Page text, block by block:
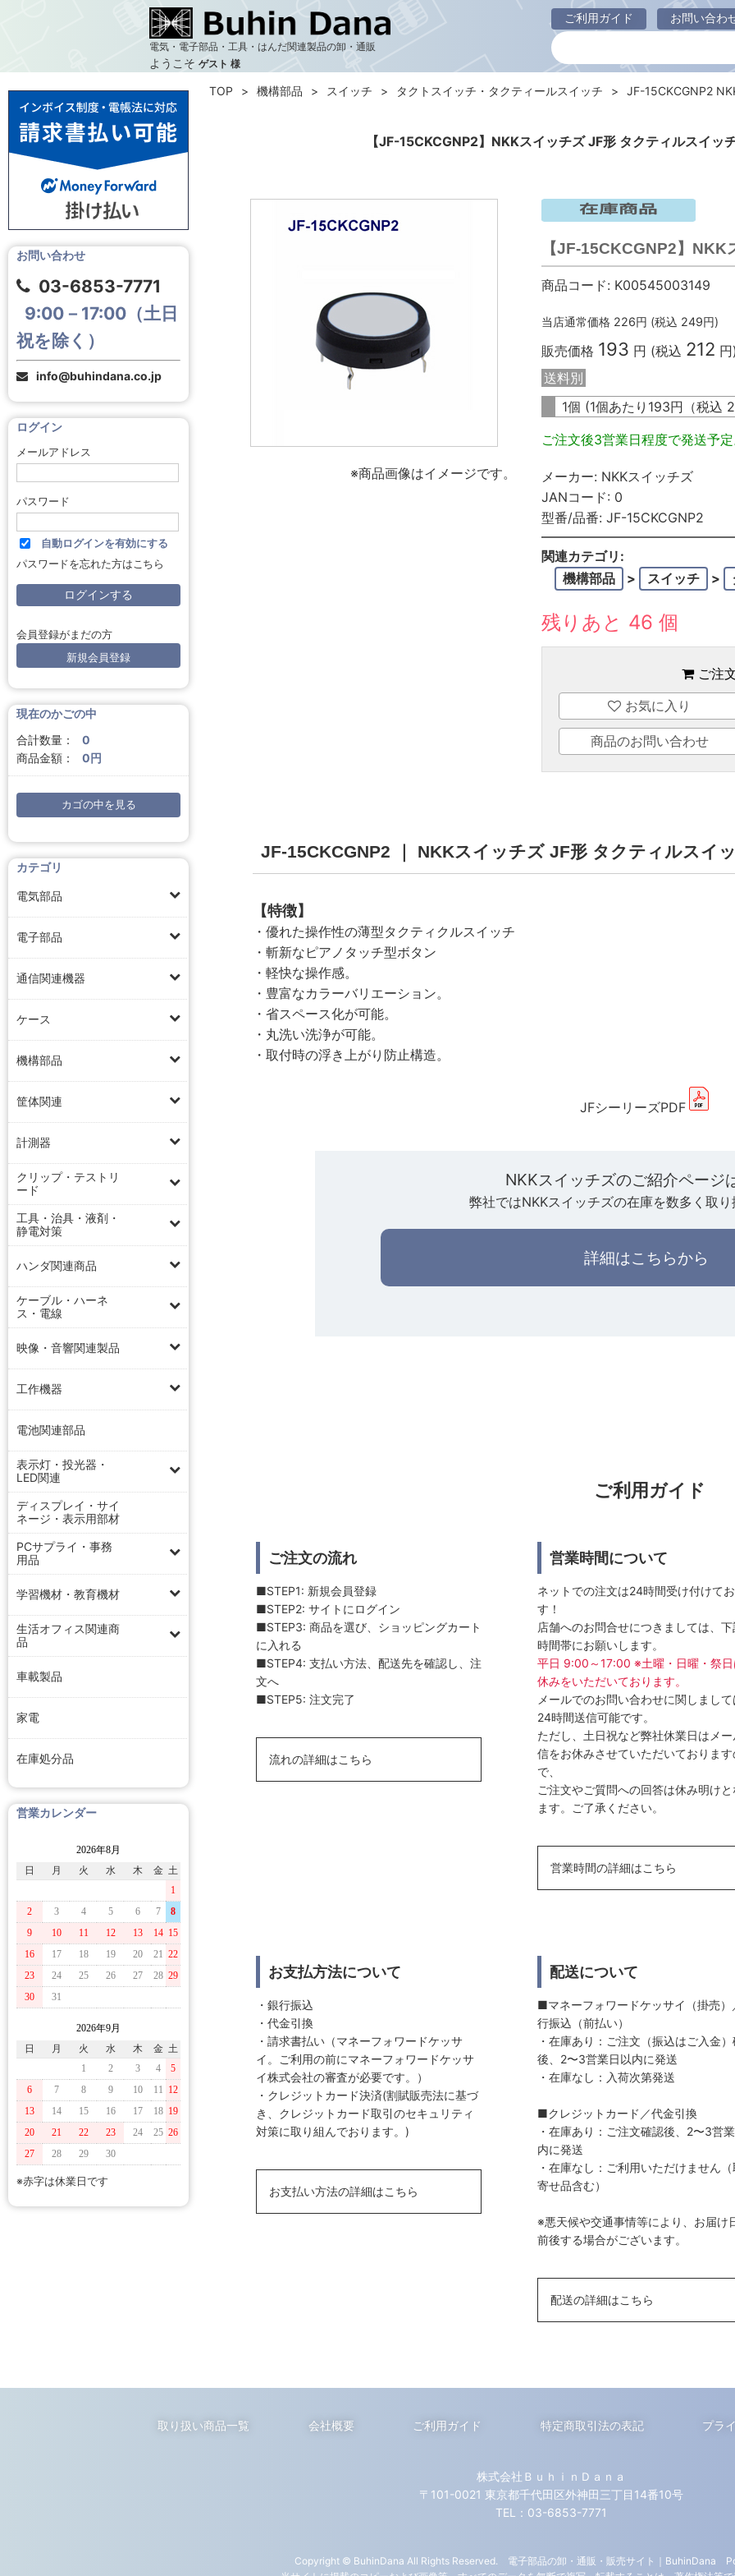
電気・電子部品・工具・はんだ関連製品の卸・通販
ようこそ ゲスト 様
ご利用ガイド お問い合わ
【JF-15CKCGNP2】NKKスイッチズ JF形 タクティルスイッ
お問い合わせ
03-6853-7771
9:00－17:00（土日
祝を除く）
info@buhindana.co.jp
ログイン
メールアドレス
パスワード
自動ログインを有効にする
パスワードを忘れた方はこちら
会員登録がまだの方
新規会員登録
現在のかごの中
合計数量：
0
商品金額：
0円
カゴの中を見る
カテゴリ
電気部品
電子部品
通信関連機器
ケース
機構部品
筐体関連
計測器
クリップ・テストリ
ード
工具・治具・液剤・
静電対策
ハンダ関連商品
ケーブル・ハーネ
ス・電線
映像・音響関連製品
工作機器
電池関連部品
表示灯・投光器・
LED関連
ディスプレイ・サイ
ネージ・表示用部材
PCサプライ・事務
用品
学習機材・教育機材
生活オフィス関連商
品
車載製品
家電
在庫処分品
営業カレンダー
2026年8月
日
月 火 水 木 金 土
1
2
3 4 5 6 7
8
9
10 11 12 13 14 15
16
17 18 19 20 21 22
23
24 25 26 27 28 29
30
31
2026年9月
日
月 火 水 木 金 土
1
2 3 4
5
6
7 8 9 10 11 12
13
14 15 16 17 18 19
20
21 22 23 24 25 26
27
28 29 30
※赤字は休業日です
TOP 機構部品 スイッチ タクトスイッチ・タクティールスイッチ JF-15CKCGNP2
※商品画像はイメージです。
【JF-15CKCGNP2】
商品コード: K00545003149
当店通常価格 226円 (税込 249円)
販売価格 193 円 (税込 212
送料別
1個 (1個あたり 193円（税込
ご注文後3営業日程度で発送予
メーカー: NKKスイッチズ
JANコード: 0
型番/品番: JF-15CKCGNP2
関連カテゴリ:
機構部品
> スイッチ >
残りあと 46 個
ご注
お気に入り
商品のお問い合わせ
JF-15CKCGNP2 ｜ NKKスイッチズ JF形 タクティルスイ
【特徴】
・優れた操作性の薄型タクティクルスイッチ
・斬新なピアノタッチ型ボタン
・軽快な操作感。
・豊富なカラーバリエーション。
・省スペース化が可能。
・丸洗い洗浄が可能。
・取付時の浮き上がり防止構造。
JFシーリーズPDF
NKKスイッチズのご紹介ページ
弊社ではNKKスイッチズの在庫を数多く取
詳細はこちらから
ご利用ガイド
ご注文の流れ
■STEP1: 新規会員登録
■STEP2: サイトにログイン
■STEP3: 商品を選び、ショッピングカート
に入れる
■STEP4: 支払い方法、配送先を確認し、注
文へ
■STEP5: 注文完了
流れの詳細はこちら
営業時間について
ネットでの注文は24時間受け付けて
す！
店舗へのお問合せにつきましては、下
時間帯にお願いします。
平日 9:00～17:00 ※土曜・日曜・祭日
休みをいただいております。
メールでのお問い合わせに関しまし
24時間送信可能です。
ただし、土日祝など弊社休業日はメー
信をお休みさせていただいております
で、
ご注文やご質問への回答は休み明けと
ます。ご了承ください。
営業時間の詳細はこちら
お支払方法について
・銀行振込
・代金引換
・請求書払い（マネーフォワードケッサ
イ。ご利用の前にマネーフォワードケッサ
イ株式会社の審査が必要です。）
・クレジットカード決済(割賦販売法に基づ
き、クレジットカード取引のセキュリティ
対策に取り組んでおります。)
お支払い方法の詳細はこちら
配送について
■マネーフォワードケッサイ（掛売）
行振込（前払い）
・在庫あり：ご注文（振込はご入金
後、2〜3営業日以内に発送
・在庫なし：入荷次第発送
■クレジットカード／代金引換
・在庫あり：ご注文確認後、2〜3営
内に発送
・在庫なし：ご利用いただけません
寄せ品含む）
※悪天候や交通事情等により、お届け
前後する場合がございます。
配送の詳細はこちら
取り扱い商品一覧 会社概要 ご利用ガイド 特定商取引法の表記 プラ
株式会社ＢｕｈｉｎＤａｎａ
〒101-0021 東京都千代田区外神田三丁目14番10号
TEL：03-6853-7771
Copyright © BuhinDana All Rights Reserved. 電子部品の卸・通販・販売サイト｜BuhinDana